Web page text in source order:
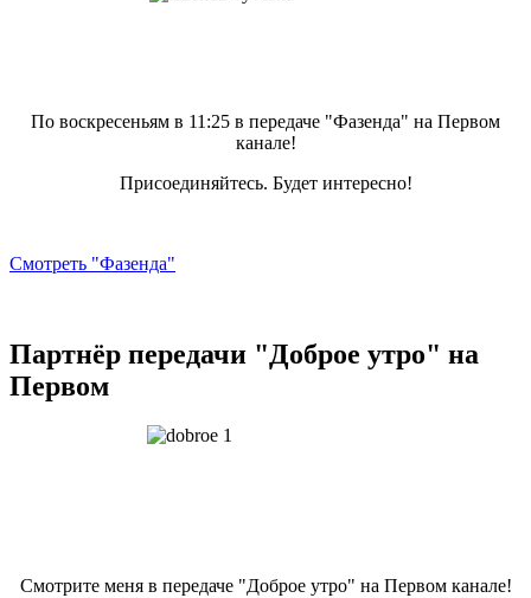
По воскресеньям в 11:25 в передаче "Фазенда" на Первом
канале!
Присоединяйтесь. Будет интересно!
Смотреть "Фазенда"
Партнёр передачи "Доброе утро" на
Первом
Смотрите меня в передаче "Доброе утро" на Первом канале!